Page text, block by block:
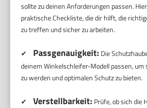
sollte zu deinen Anforderungen passen.
praktische Checkliste, die dir hilft, die
zu treffen und sicher zu arbeiten.
✔ Passgenauigkeit: Die
deinem Winkelschleifer-Modell passen,
zu werden und optimalen Schutz zu bieten.
✔ Verstellbarkeit: Prüfe, ob sich die